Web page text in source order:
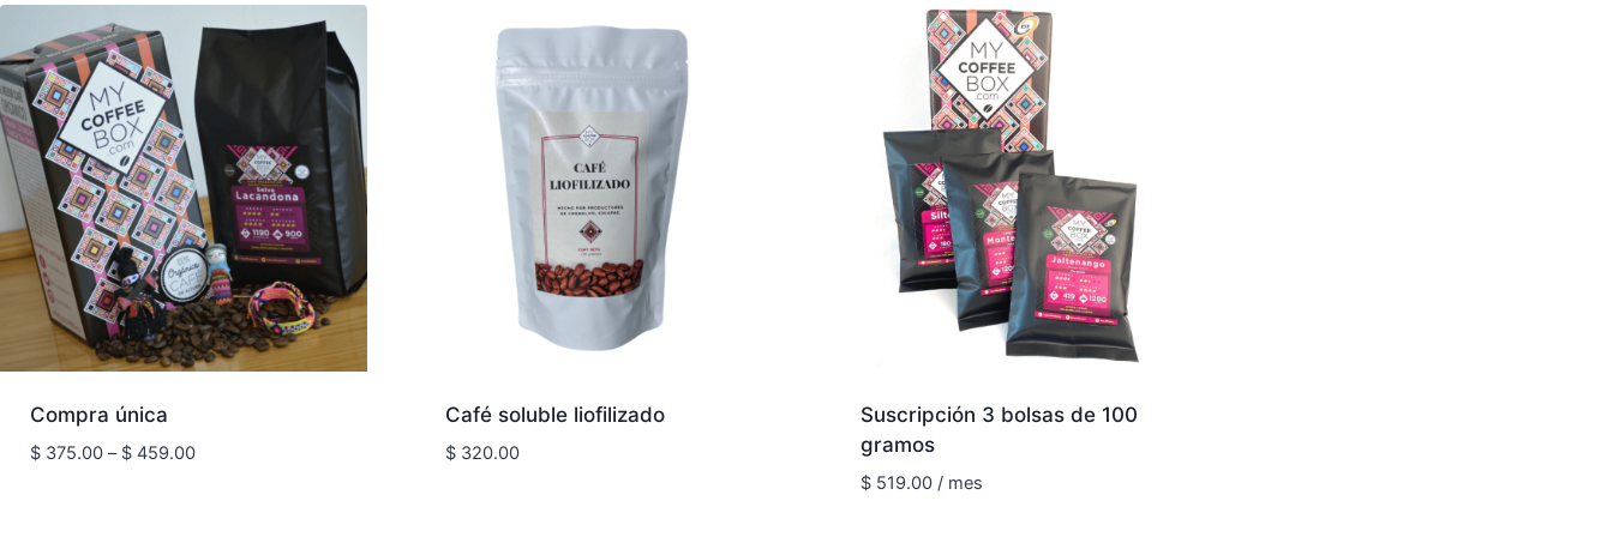
Compra única
$375.00 – $459.00Price
Café soluble liofilizado
$320.00
Suscripción 3 bolsas de 100
gramos
$519.00 / mes